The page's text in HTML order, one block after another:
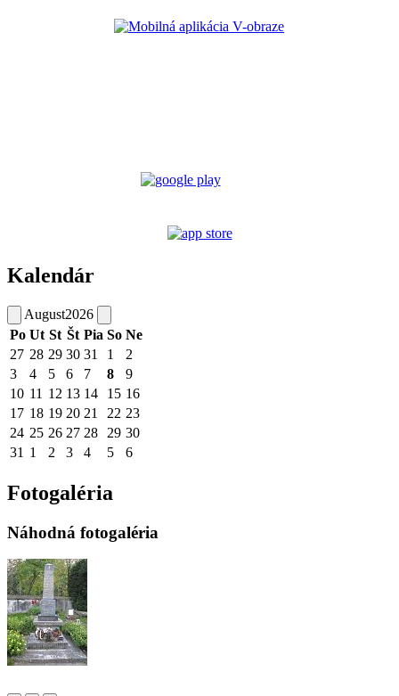
Kalendár
August2026
Po Ut St Št Pia So Ne
27 28 29 30 31 1
2
3
4 5 6 7 8
9
10 11 12 13 14 15 16
17 18 19 20 21 22 23
24 25 26 27 28 29 30
31 1 2 3 4 5 6
Fotogaléria
Náhodná fotogaléria